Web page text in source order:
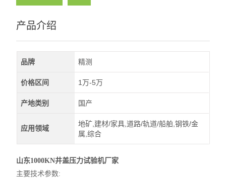
产品介绍
品牌 精测
价格区间 1万-5万
产地类别 国产
应用领域
地矿,建材/家具,道路/轨道/船舶,钢铁/金
属,综合
山东1000KN井盖压力试验机厂家
主要技术参数: